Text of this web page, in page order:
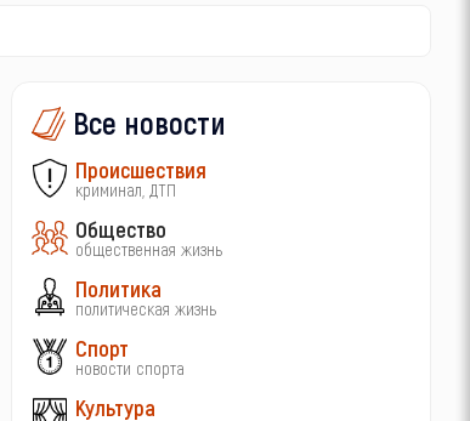
Все новости
Происшествия
криминал, ДТП
Общество
общественная жизнь
Политика
политическая жизнь
Спорт
новости спорта
Культура